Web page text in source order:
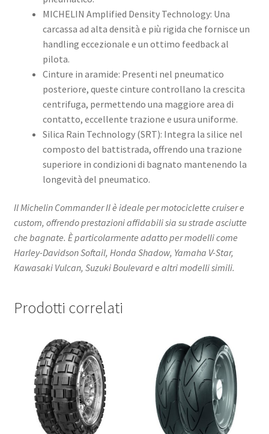
MICHELIN Amplified Density Technology: Una
carcassa ad alta densità e più rigida che fornisce un
handling eccezionale e un ottimo feedback al
pilota.
Cinture in aramide: Presenti nel pneumatico
posteriore, queste cinture controllano la crescita
centrifuga, permettendo una maggiore area di
contatto, eccellente trazione e usura uniforme.
Silica Rain Technology (SRT): Integra la silice nel
composto del battistrada, offrendo una trazione
superiore in condizioni di bagnato mantenendo la
longevità del pneumatico.
Il Michelin Commander II è ideale per motociclette cruiser e
custom, offrendo prestazioni affidabili sia su strade asciutte
che bagnate. È particolarmente adatto per modelli come
Harley-Davidson Softail, Honda Shadow, Yamaha V-Star,
Kawasaki Vulcan, Suzuki Boulevard e altri modelli simili.
Prodotti correlati